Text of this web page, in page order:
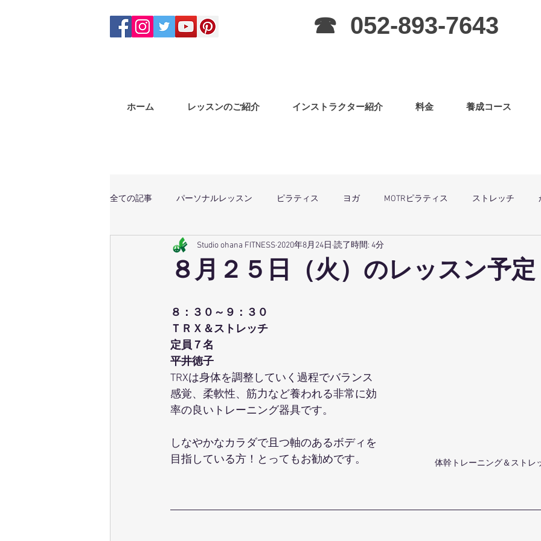
☎ 052-893-7643
ホーム レッスンのご紹介 インストラクター紹介 料金 養成コース
全ての記事 パーソナルレッスン ピラティス ヨガ MOTRピラティス ストレッチ
体幹トレーニング マサラバングラ ピラティス（子連OK）
テクニカル養成コース
ポールウォーキング ピラティス養成コース 講演会
８月２５日（火）のレッスン予定
Studio ohana FITNESS 2020年8月24日 読了時間: 4分
体幹トレーニング＆ストレ
８：３０～９：３０
ＴＲＸ＆ストレッチ
定員７名
平井徳子
TRXは身体を調整していく過程でバランス
感覚、柔軟性、筋力など養われる非常に効
率の良いトレーニング器具です。
しなやかなカラダで且つ軸のあるボディを
目指している方！とってもお勧めです。